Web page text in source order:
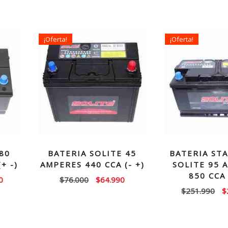
-)
El
¡Oferta!
BATERIA SOLITE 45
AMPERES 440 CCA (- +)
$76.000
El
$64.990El
¡Oferta!
BATERIA
SOLITE 95
850
$251.990
El
$